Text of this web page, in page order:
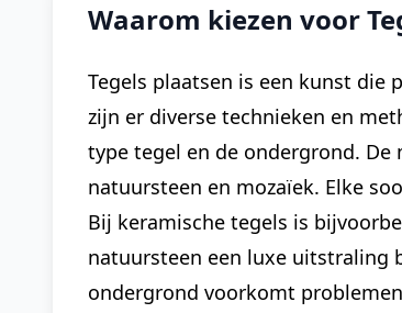
Waarom kiezen voor
Tegels plaatsen is een kunst die
zijn er diverse technieken en
type tegel en de ondergrond.
natuursteen en mozaïek. Elke
Bij keramische tegels is
natuursteen een luxe uitstraling
ondergrond voorkomt